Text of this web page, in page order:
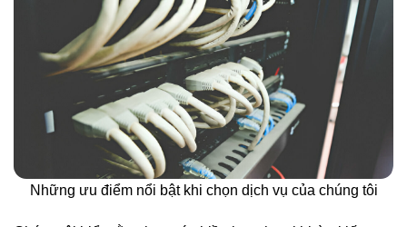
Những ưu điểm nổi bật khi chọn dịch vụ của chúng tôi